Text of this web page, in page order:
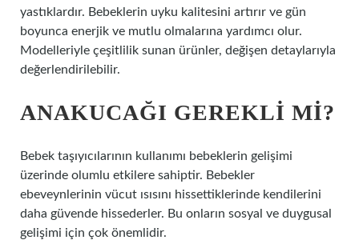
yastıklardır. Bebeklerin uyku kalitesini artırır ve gün
boyunca enerjik ve mutlu olmalarına yardımcı olur.
Modelleriyle çeşitlilik sunan ürünler, değişen detaylarıyla
değerlendirilebilir.
ANAKUCAĞI GEREKLI MI?
Bebek taşıyıcılarının kullanımı bebeklerin gelişimi
üzerinde olumlu etkilere sahiptir. Bebekler
ebeveynlerinin vücut ısısını hissettiklerinde kendilerini
daha güvende hissederler. Bu onların sosyal ve duygusal
gelişimi için çok önemlidir.